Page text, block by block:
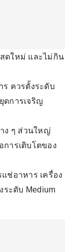
ดใหม่ และไม่กิน
ควรตั้งระดับ
ดการเจริญ
ง ๆ ส่วนใหญ่
ารเติบโตของ
ช่อาหาร เครื่อง
ระดับ Medium